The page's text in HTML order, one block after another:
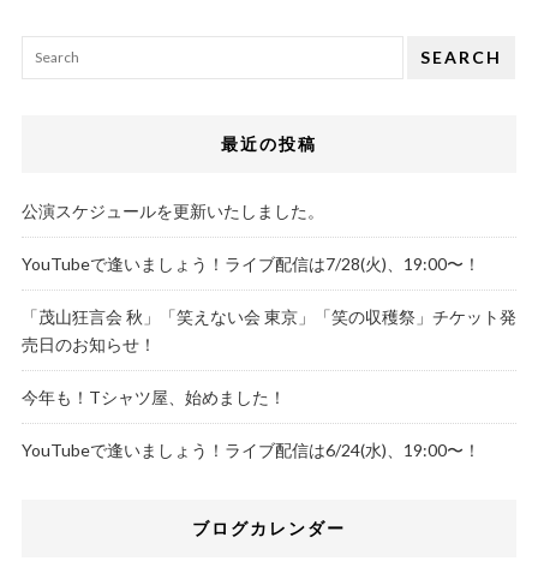
SEARCH
最近の投稿
公演スケジュールを更新いたしました。
YouTubeで逢いましょう！ライブ配信は7/28(火)、19:00〜！
「茂山狂言会 秋」「笑えない会 東京」「笑の収穫祭」チケット発
売日のお知らせ！
今年も！Tシャツ屋、始めました！
YouTubeで逢いましょう！ライブ配信は6/24(水)、19:00〜！
ブログカレンダー